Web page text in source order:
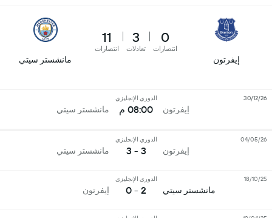
إيفرتون
0
انتصارات
3
تعادلات
11
انتصارات
مانشستر سيتي
إيفرتون
الدوري الإنجليزي
08:00 م مانشستر سيتي
30/12/26
إيفرتون
الدوري الإنجليزي
3 - 3 مانشستر سيتي
04/05/26
مانشستر سيتي
الدوري الإنجليزي
2 - 0 إيفرتون
18/10/25